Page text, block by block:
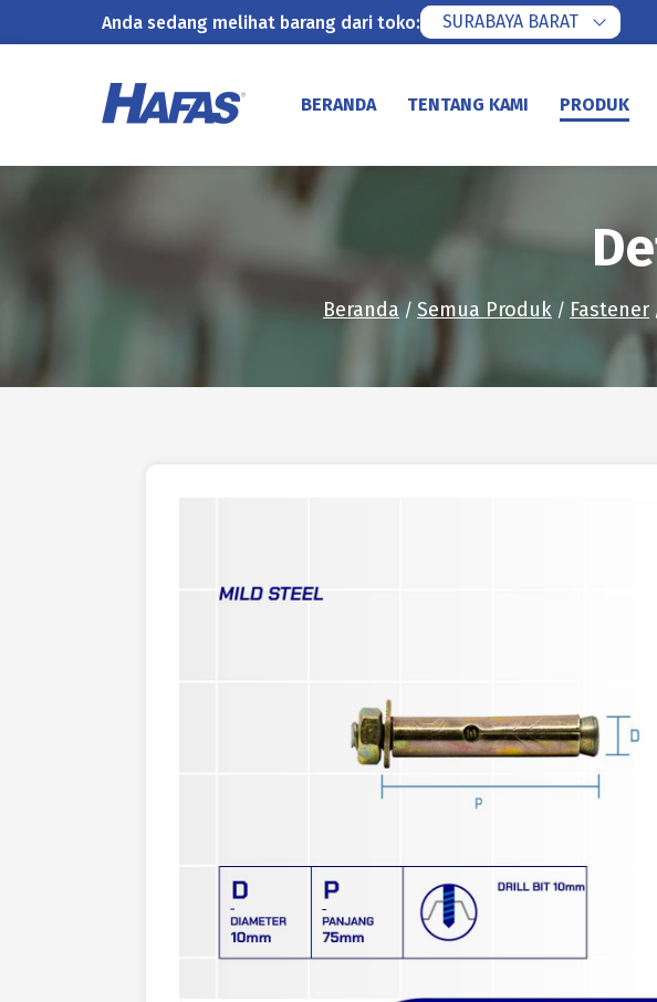
Anda sedang melihat barang dari toko: SURABAYA BARAT
BERANDA TENTANG KAMI PRODUK
Beranda / Semua Produk / Fastener